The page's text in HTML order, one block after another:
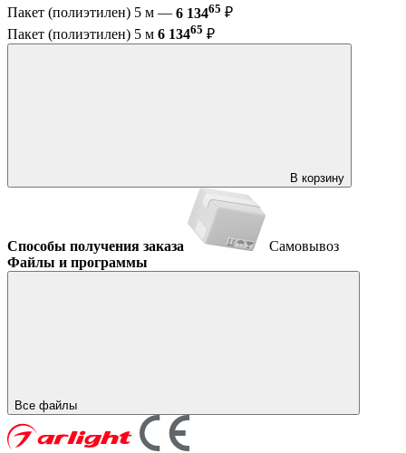
Пакет (полиэтилен) 5 м — 6 13465 ₽
Пакет (полиэтилен) 5 м 6 13465 ₽
В корзину
Способы получения заказа
Самовывоз
Файлы и программы
Все файлы